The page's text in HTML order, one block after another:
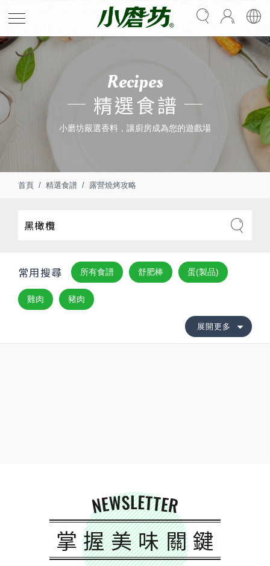
Recipes
精選食譜
小磨坊嚴選香料，讓廚房成為您的遊戲場
首頁 精選食譜 露營燒烤攻略
常用搜尋 所有食譜 舒肥棒 蛋(製品)
雞肉 豬肉
展開更多
NEWSLETTER
掌握美味關鍵